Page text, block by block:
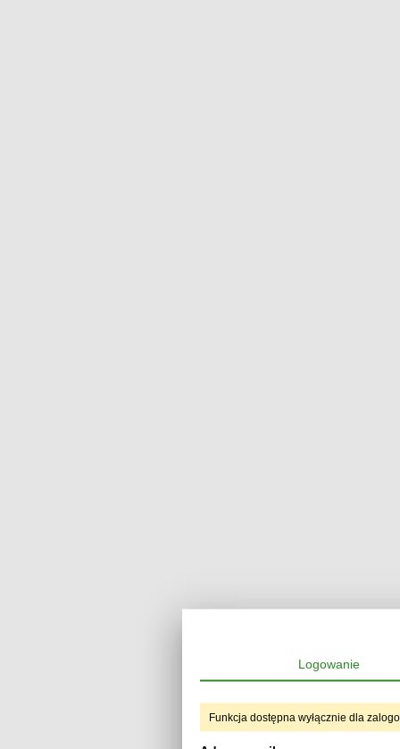
Logowanie
Funkcja dostępna wyłącznie dla